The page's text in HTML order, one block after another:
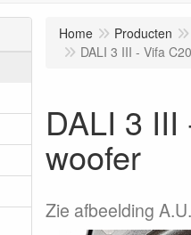
Home Producten
DALI 3 III - Vifa
DALI 3
woofer
Zie afbeelding